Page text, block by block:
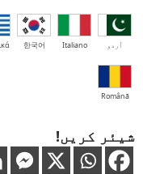
اُردو Italiano
한국어
Română
شیئر کریں!